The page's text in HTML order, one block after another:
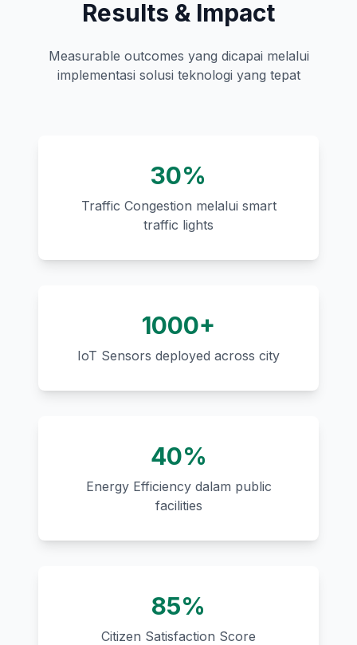
Results & Impact
Measurable outcomes yang dicapai melalui
implementasi solusi teknologi yang tepat
30%
Traffic Congestion melalui smart
traffic lights
1000+
IoT Sensors deployed across city
40%
Energy Efficiency dalam public
facilities
85%
Citizen Satisfaction Score